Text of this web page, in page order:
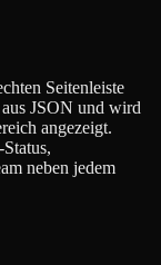
Seitenleiste
JSON und wird
angezeigt.
neben jedem